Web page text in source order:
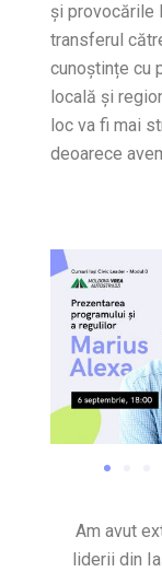
și provocările
transferul
cunoștințe cu
locală și
loc va fi mai
deoarece
Am avut
liderii din